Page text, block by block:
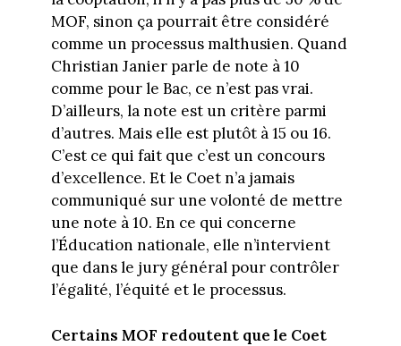
MOF, sinon ça pourrait être considéré
comme un processus malthusien. Quand
Christian Janier parle de note à 10
comme pour le Bac, ce n’est pas vrai.
D’ailleurs, la note est un critère parmi
d’autres. Mais elle est plutôt à 15 ou 16.
C’est ce qui fait que c’est un concours
d’excellence. Et le Coet n’a jamais
communiqué sur une volonté de mettre
une note à 10. En ce qui concerne
l’Éducation nationale, elle n’intervient
que dans le jury général pour contrôler
l’égalité, l’équité et le processus.
Certains MOF redoutent que le Coet